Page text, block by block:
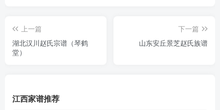
上一篇
湖北汉川赵氏宗谱（琴鹤
堂）
下一篇
山东安丘景芝赵氏族谱
江西家谱推荐